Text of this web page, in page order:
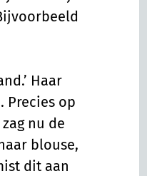
Haar
Precies op
nu de
blouse,
dit aan